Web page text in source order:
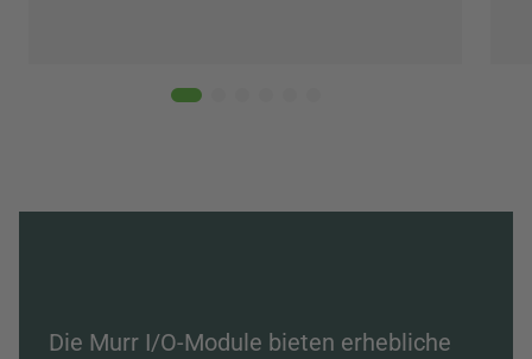
Die Murr I/O-Module bieten erhebliche